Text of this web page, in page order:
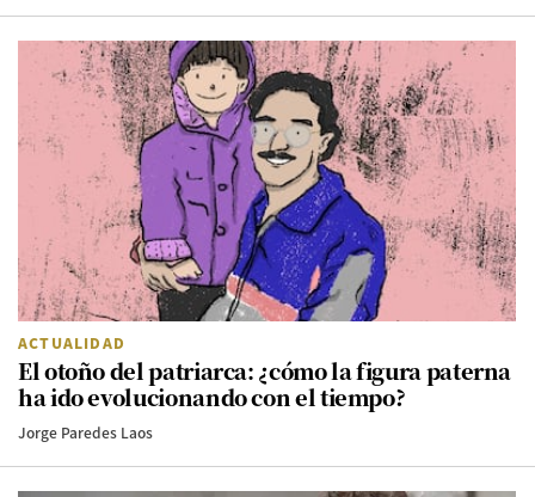
ACTUALIDAD
El otoño del patriarca: ¿cómo la figura paterna
ha ido evolucionando con el tiempo?
Jorge Paredes Laos